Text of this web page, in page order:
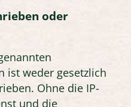
oder
ist weder gesetzlich
Ohne die IP-
und die